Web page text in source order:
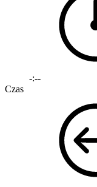
-:--
Czas